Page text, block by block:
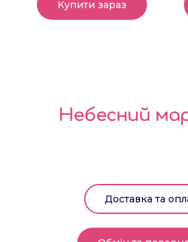
Купити зараз
Небесний
Доставка та